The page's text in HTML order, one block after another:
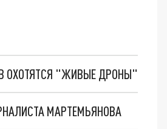
ОХОТЯТСЯ "ЖИВЫЕ ДРОНЫ"
МАРТЕМЬЯНОВА